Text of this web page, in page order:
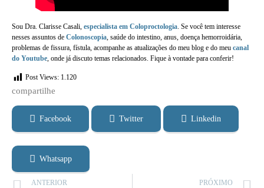
Sou Dra. Clarisse Casali, especialista em Coloproctologia. Se você tem interesse
nesses assuntos de Colonoscopia, saúde do intestino, anus, doença hemorroidária,
problemas de fissura, fístula, acompanhe as atualizações do meu blog e do meu canal
do Youtube, onde já discuto temas relacionados. Fique à vontade para conferir!
Post Views: 1.120
compartilhe​
Facebook Twitter Linkedin
Whatsapp
ANTERIOR PRÓXIMO